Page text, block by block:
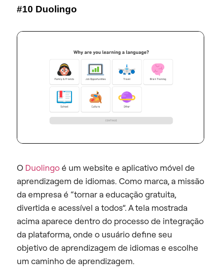
#10 Duolingo
O Duolingoé um website e aplicativo móvel de
aprendizagem de idiomas. Como marca, a missão
da empresa é “tornar a educação gratuita,
divertida e acessível a todos”. A tela mostrada
acima aparece dentro do processo de integração
da plataforma, onde o usuário define seu
objetivo de aprendizagem de idiomas e escolhe
um caminho de aprendizagem.